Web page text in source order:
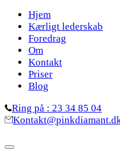
Hjem
Kærligt lederskab
Foredrag
Om
Kontakt
Priser
Blog
Ring på : 23 34 85 04